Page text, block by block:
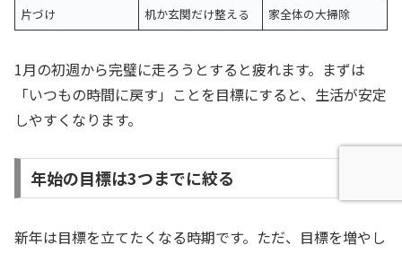
片づけ
机か玄関だけ整える 家全体の大掃除
1月の初週から完璧に走ろうとすると疲れます。まずは
「いつもの時間に戻す」ことを目標にすると、生活が安定
しやすくなります。
年始の目標は3つまでに絞る
新年は目標を立てたくなる時期です。ただ、目標を増やし